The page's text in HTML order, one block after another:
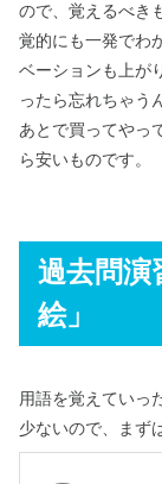
ので、覚えるべき
覚的にも一発でわ
ベーションも上が
ったら忘れちゃう
あとで買ってやっ
ら安いものです。
過去問
絵」
用語を覚えていっ
少ないので、まず